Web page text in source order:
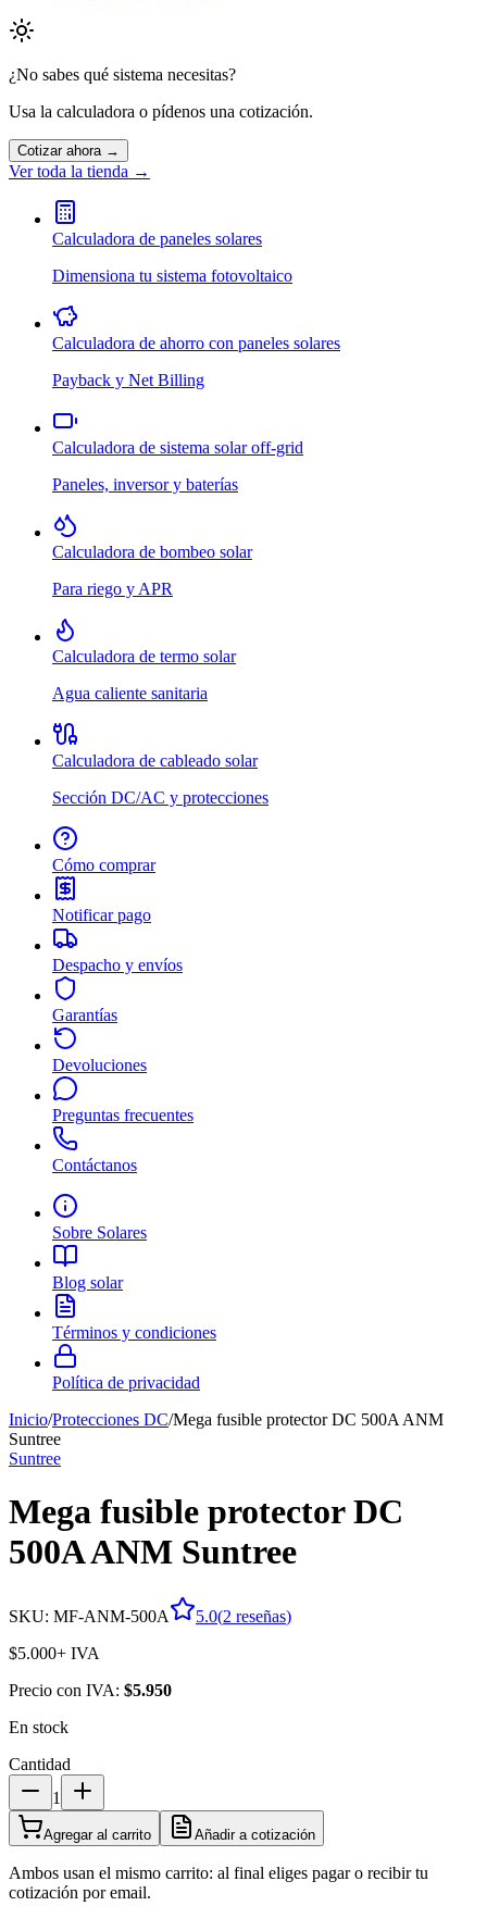
¿No sabes qué sistema necesitas?
Usa la calculadora o pídenos una cotización.
Cotizar ahora →
Ver toda la tienda →
Calculadora de paneles solares
Dimensiona tu sistema fotovoltaico
Calculadora de ahorro con paneles solares
Payback y Net Billing
Calculadora de sistema solar off-grid
Paneles, inversor y baterías
Calculadora de bombeo solar
Para riego y APR
Calculadora de termo solar
Agua caliente sanitaria
Calculadora de cableado solar
Sección DC/AC y protecciones
Cómo comprar
Notificar pago
Despacho y envíos
Garantías
Devoluciones
Preguntas frecuentes
Contáctanos
Sobre Solares
Blog solar
Términos y condiciones
Política de privacidad
Inicio/Protecciones DC/Mega fusible protector DC 500A ANM
Suntree
Suntree
Mega fusible protector DC
500A ANM Suntree
SKU: MF-ANM-500A 5.0(2 reseñas)
$5.000+ IVA
Precio con IVA: $5.950
En stock
Cantidad
1
Agregar al carrito Añadir a cotización
Ambos usan el mismo carrito: al final eliges pagar o recibir tu
cotización por email.